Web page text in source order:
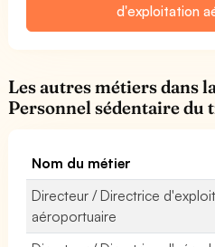
d'exploitation
Les autres métiers dans
Personnel sédentaire du
Nom du métier
Directeur / Directrice
aéroportuaire